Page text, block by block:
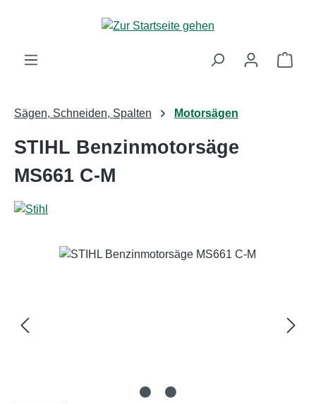
Zum Hauptinhalt springen
Sägen, Schneiden, Spalten Motorsägen
STIHL Benzinmotorsäge
MS661 C-M
Bildergalerie überspringen